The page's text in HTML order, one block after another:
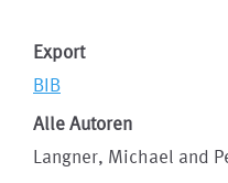
Export
BIB
Alle Autoren
Langner, Michael and